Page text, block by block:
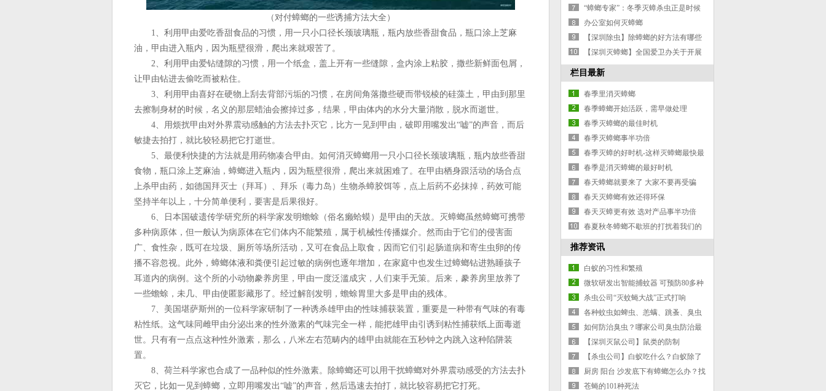
（对付蟑螂的一些诱捕方法大全）
1、利用甲由爱吃香甜食品的习惯，用一只小口径长颈玻璃瓶，瓶内放些香甜食品，瓶口涂上芝麻
油，甲由进入瓶内，因为瓶壁很滑，爬出来就艰苦了。
2、利用甲由爱钻缝隙的习惯，用一个纸盒，盖上开有一些缝隙，盒内涂上粘胶，撒些新鲜面包屑，
让甲由钻进去偷吃而被粘住。
3、利用甲由喜好在硬物上刮去背部污垢的习惯，在房间角落撒些硬而带锐棱的硅藻土，甲由到那里
去擦制身材的时候，名义的那层蜡油会擦掉过多，结果，甲由体内的水分大量消散，脱水而逝世。
4、用烦扰甲由对外界震动感触的方法去扑灭它，比方一见到甲由，破即用嘴发出“嘘”的声音，而后
敏捷去拍打，就比较轻易把它打逝世。
5、最便利快捷的方法就是用药物凑合甲由。如何消灭蟑螂用一只小口径长颈玻璃瓶，瓶内放些香甜
食物，瓶口涂上芝麻油，蟑螂进入瓶内，因为瓶壁很滑，爬出来就困难了。在甲由栖身跟活动的场合点
上杀甲由药，如德国拜灭士（拜耳）、拜乐（毒力岛）生物杀蟑胶饵等，点上后药不必抹掉，药效可能
坚持半年以上，十分简单便利，要害是后果很好。
6、日本国破遗传学研究所的科学家发明蟾蜍（俗名癞蛤蟆）是甲由的天故。灭蟑螂虽然蟑螂可携带
多种病原体，但一般认为病原体在它们体内不能繁殖，属于机械性传播媒介。然而由于它们的侵害面
广、食性杂，既可在垃圾、厕所等场所活动，又可在食品上取食，因而它们引起肠道病和寄生虫卵的传
播不容忽视。此外，蟑螂体液和粪便引起过敏的病例也逐年增加，在家庭中也发生过蟑螂钻进熟睡孩子
耳道内的病例。这个所的小动物豢养房里，甲由一度泛滥成灾，人们束手无策。后来，豢养房里放养了
一些蟾蜍，未几、甲由使匿影藏形了。经过解剖发明，蟾蜍胃里大多是甲由的残体。
7、美国堪萨斯州的一位科学家研制了一种诱杀雄甲由的性味捕获装置，重要是一种带有气味的有毒
粘性纸。这气味同雌甲由分泌出来的性外激素的气味完全一样，能把雄甲由引诱到粘性捕获纸上面毒逝
世。只有有一点点这种性外激素，那么，八米左右范畴内的雄甲由就能在五秒钟之内跳入这种陷阱装
置。
8、荷兰科学家也合成了一品种似的性外激素。除蟑螂还可以用干扰蟑螂对外界震动感受的方法去扑
灭它，比如一见到蟑螂，立即用嘴发出“嘘”的声音，然后迅速去拍打，就比较容易把它打死。
期！！！
“蟑螂专家”：冬季灭蟑杀虫正是时候
办公室如何灭蟑螂
【深圳除虫】除蟑螂的好方法有哪些
【深圳灭蟑螂】全国爱卫办关于开展
第25个爱国卫生月通知
栏目最新
春季里消灭蟑螂
春季蟑螂开始活跃，需早做处理
春季灭蟑螂的最佳时机
春季灭蟑螂事半功倍
春季灭蟑的好时机-这样灭蟑螂最快最
有效
春季是消灭蟑螂的最好时机
春天蟑螂就要来了 大家不要再受骗
春天灭蟑螂有效还得环保
春天灭蟑更有效 选对产品事半功倍
春夏秋冬蟑螂不歇班的打扰着我们的
生活，我们应该如何控制杀灭蟑螂
推荐资讯
白蚁的习性和繁殖
微软研发出智能捕蚊器 可预防80多种
疾病传播
杀虫公司“灭蚊蝇大战”正式打响
各种蚊虫如蜱虫、恙螨、跳蚤、臭虫
等咬后的症状（三）
如何防治臭虫？哪家公司臭虫防治最
专业
【深圳灭鼠公司】鼠类的防制
【杀虫公司】白蚁吃什么？白蚁除了
吃木头，还能吃钢筋水泥吗？
厨房 阳台 沙发底下有蟑螂怎么办？找
深圳杀虫公司灭蟑螂公司
苍蝇的101种死法